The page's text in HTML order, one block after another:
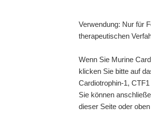
Verwendung: Nur für
therapeutischen
Wenn Sie Murine
klicken Sie bitte auf
Cardiotrophin-1,
Sie können
dieser Seite oder